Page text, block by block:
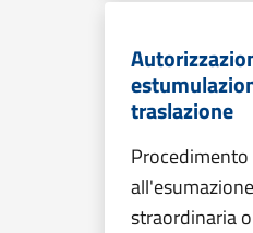
traslazione
straordinaria